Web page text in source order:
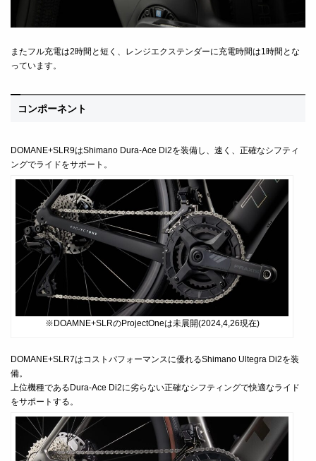
またフル充電は2時間と短く、レンジエクステンダーに充電時間は1時間とな
っています。
コンポーネント
DOMANE+SLR9はShimano Dura-Ace Di2を装備し、速く、正確なシフティ
ングでライドをサポート。
※DOAMNE+SLRのProjectOneは未展開(2024,4,26現在)
DOMANE+SLR7はコストパフォーマンスに優れるShimano Ultegra Di2を装
備。
上位機種であるDura-Ace Di2に劣らない正確なシフティングで快適なライド
をサポートする。